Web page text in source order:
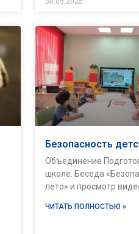
Безопасность
Объединение
школе. Беседа
лето» и просмотр
ЧИТАТЬ ПОЛНОСТЬЮ »